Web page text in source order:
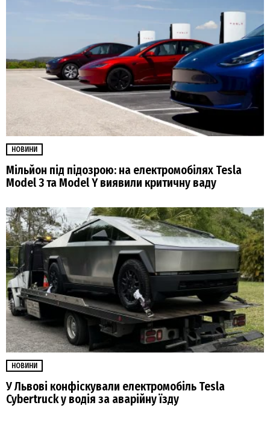
НОВИНИ
Мільйон під підозрою: на електромобілях Tesla
Model 3 та Model Y виявили критичну ваду
НОВИНИ
У Львові конфіскували електромобіль Tesla
Cybertruck у водія за аварійну їзду